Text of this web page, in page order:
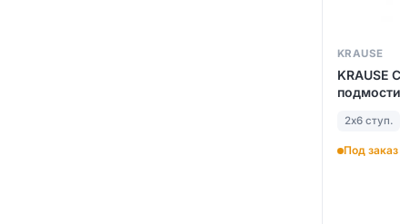
KRAUSE
KRAUSE
2х6 ступ.
Под заказ